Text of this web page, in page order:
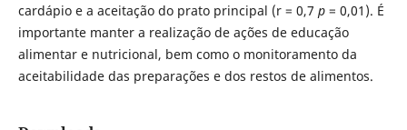
cardápio e a aceitação do prato principal (r = 0,7 p= 0,01). É
importante manter a realização de ações de educação
alimentar e nutricional, bem como o monitoramento da
aceitabilidade das preparações e dos restos de alimentos.